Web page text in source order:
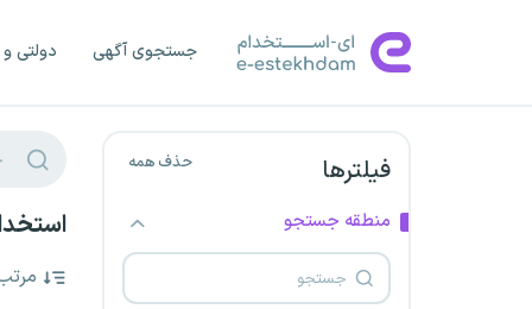
جستجوی آگهی دولتی
فیلترها حذف همه
منطقه جستجو